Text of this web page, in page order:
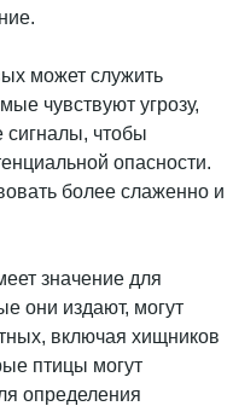
может служить
чувствуют угрозу,
сигналы, чтобы
опасности.
более слаженно и
значение для
они издают, могут
включая хищников
птицы могут
определения